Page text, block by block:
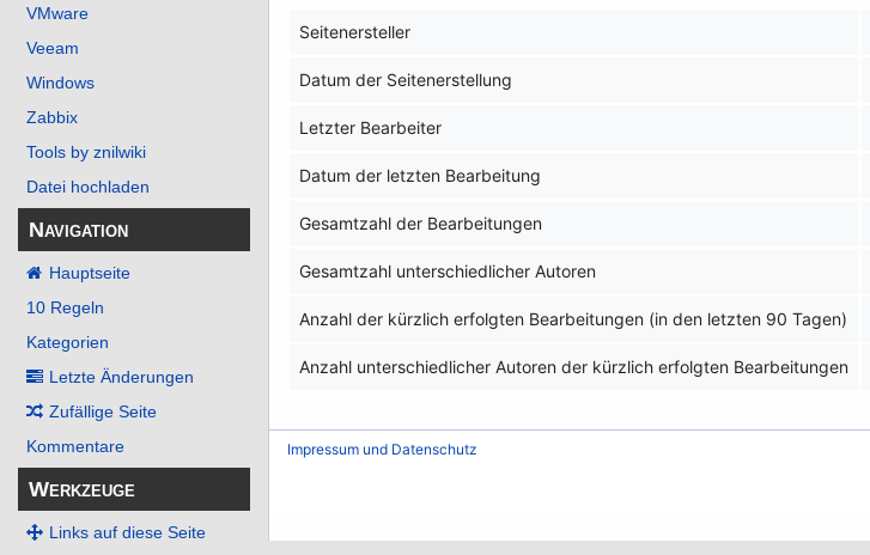
VMware
Veeam
Windows
Zabbix
Tools by znilwiki
Datei hochladen
Navigation
Hauptseite
10 Regeln
Kategorien
Letzte Änderungen
Zufällige Seite
Kommentare
Werkzeuge
Links auf diese Seite
Seitenersteller
Datum der Seitenerstellung
Letzter Bearbeiter
Datum der letzten Bearbeitung
Gesamtzahl der Bearbeitungen
Gesamtzahl unterschiedlicher Autoren
Anzahl der kürzlich erfolgten Bearbeitungen (in den letzten 90 Tagen)
Anzahl unterschiedlicher Autoren der kürzlich erfolgten Bearbeitungen
Impressum und Datenschutz